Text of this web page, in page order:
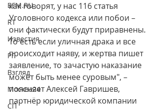
BFM.RU
RT
Известия
РГ
Взгляд
Москва24
СП
как говорят, у нас 116 статья
Уголовного кодекса или побои –
они фактически будут приравнены.
То есть если уличная драка и все
происходит наяву, и жертва пишет
заявление, то зачастую наказание
может быть менее суровым", –
поясняет Алексей Гавришев,
партнёр юридической компании